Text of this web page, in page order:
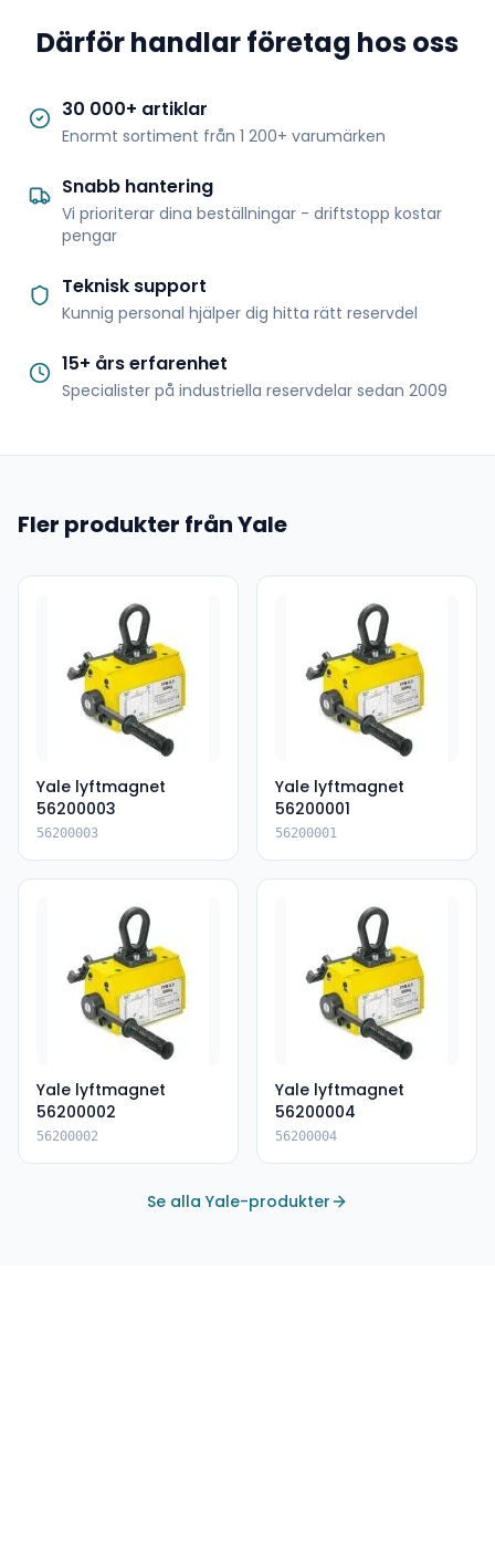
Därför handlar företag hos oss
30 000+ artiklar
Enormt sortiment från 1 200+ varumärken
Snabb hantering
Vi prioriterar dina beställningar - driftstopp kostar
pengar
Teknisk support
Kunnig personal hjälper dig hitta rätt reservdel
15+ års erfarenhet
Specialister på industriella reservdelar sedan 2009
Fler produkter från Yale
Yale lyftmagnet
56200003
56200003
Yale lyftmagnet
56200001
56200001
Yale lyftmagnet
56200002
56200002
Yale lyftmagnet
56200004
56200004
Se alla Yale-produkter